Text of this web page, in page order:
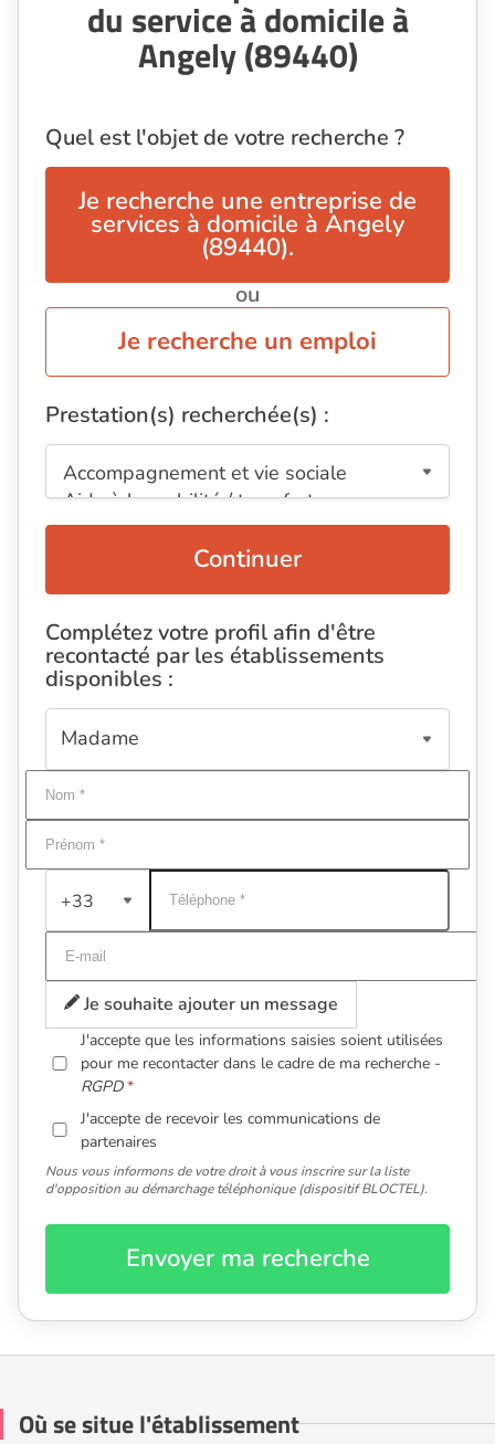
du service à domicile à
Angely (89440)
Quel est l'objet de votre recherche ?
Je recherche une entreprise de
services à domicile à Angely
(89440).
ou
Je recherche un emploi
Prestation(s) recherchée(s) :
Continuer
Complétez votre profil afin d'être
recontacté par les établissements
disponibles :
+33
Je souhaite ajouter un message
J'accepte que les informations saisies soient utilisées
pour me recontacter dans le cadre de ma recherche -
RGPD
J'accepte de recevoir les communications de
partenaires
Nous vous informons de votre droit à vous inscrire sur la liste
d'opposition au démarchage téléphonique (dispositif BLOCTEL).
Envoyer ma recherche
Où se situe l'établissement